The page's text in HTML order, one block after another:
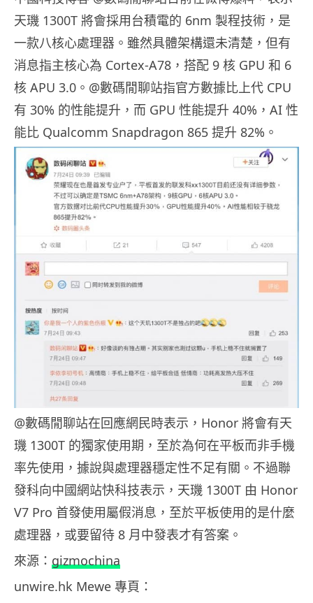
天璣 1300T 將會採用台積電的 6nm 製程技術，是
一款八核心處理器。雖然具體架構還未清楚，但有
消息指主核心為 Cortex-A78，搭配 9 核 GPU 和 6
核 APU 3.0。@數碼閒聊站指官方數據比上代 CPU
有 30% 的性能提升，而 GPU 性能提升 40%，AI 性
能比 Qualcomm Snapdragon 865 提升 82%。
@數碼閒聊站在回應網民時表示，Honor 將會有天
璣 1300T 的獨家使用期，至於為何在平板而非手機
率先使用，據說與處理器穩定性不足有關。不過聯
發科向中國網站快科技表示，天璣 1300T 由 Honor
V7 Pro 首發使用屬假消息，至於平板使用的是什麼
處理器，或要留待 8 月中發表才有答案。
來源： gizmochina
unwire.hk Mewe 專頁：